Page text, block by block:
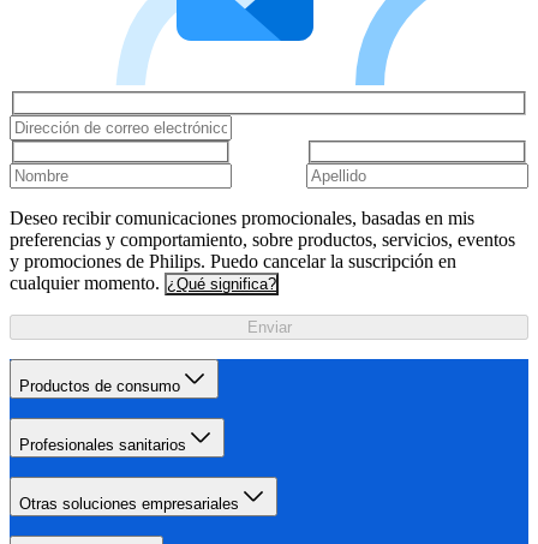
Deseo recibir comunicaciones promocionales, basadas en mis
preferencias y comportamiento, sobre productos, servicios, eventos
y promociones de Philips. Puedo cancelar la suscripción en
cualquier momento. ¿Qué significa?
Enviar
Productos de consumo
Profesionales sanitarios
Otras soluciones empresariales